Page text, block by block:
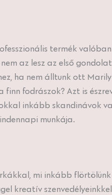
termék
az lesz az első
ha nem álltunk ott
fodrászok? Azt is
inkább skandinávok
munkája.
mi inkább
kreatív